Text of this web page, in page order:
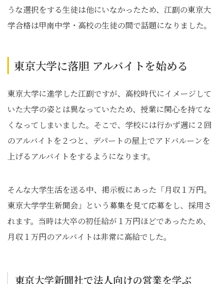
うな選択をする生徒は他にいなかったため、江副の東京大
学合格は甲南中学・高校の生徒の間で話題になりました。
東京大学に落胆 アルバイトを始める
東京大学に進学した江副ですが、高校時代にイメージして
いた大学の姿とは異なっていたため、授業に関心を持てな
くなってしまいました。そこで、学校には行かず週に２回
のアルバイトを２つと、デパートの屋上でアドバルーンを
上げるアルバイトをするようになります。
そんな大学生活を送る中、掲示板にあった「月収１万円。
東京大学学生新聞会」という募集を見て応募をし、採用さ
れます。当時は大卒の初任給が１万円ほどであったため、
月収１万円のアルバイトは非常に高給でした。
東京大学新聞社で法人向けの営業を学ぶ